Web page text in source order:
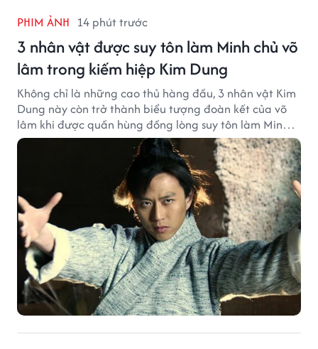
PHIM ẢNH 14 phút trước
3 nhân vật được suy tôn làm Minh chủ võ
lâm trong kiếm hiệp Kim Dung
Không chỉ là những cao thủ hàng đầu, 3 nhân vật Kim
Dung này còn trở thành biểu tượng đoàn kết của võ
lâm khi được quần hùng đồng lòng suy tôn làm Minh
chủ.